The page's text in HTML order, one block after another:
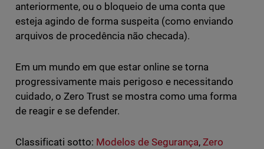
anteriormente, ou o bloqueio de uma conta que
esteja agindo de forma suspeita (como enviando
arquivos de procedência não checada).
Em um mundo em que estar online se torna
progressivamente mais perigoso e necessitando
cuidado, o Zero Trust se mostra como uma forma
de reagir e se defender.
Classificati sotto: Modelos de Segurança,Zero